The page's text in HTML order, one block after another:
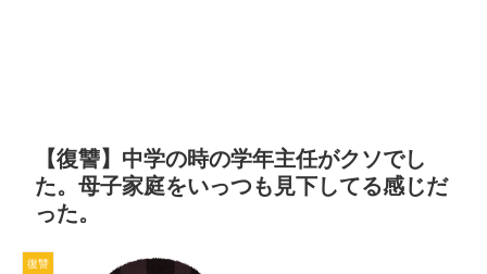
【復讐】中学の時の学年主任がクソでし
た。母子家庭をいっつも見下してる感じだ
った。
復讐